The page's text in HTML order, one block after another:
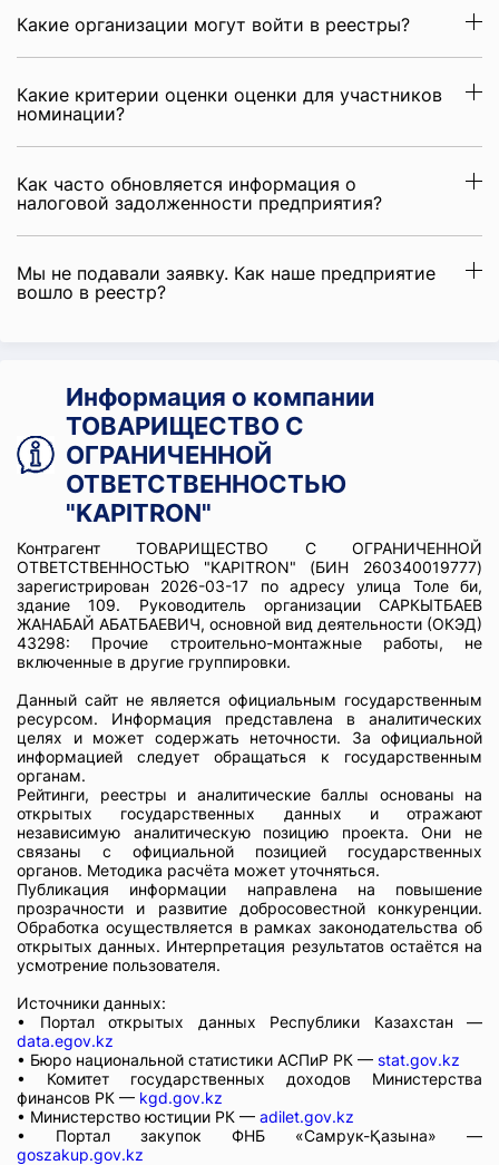
Какие организации могут войти в реестры?
Какие критерии оценки оценки для участников
номинации?
Как часто обновляется информация о
налоговой задолженности предприятия?
Мы не подавали заявку. Как наше предприятие
вошло в реестр?
Информация о компании
ТОВАРИЩЕСТВО С
ОГРАНИЧЕННОЙ
ОТВЕТСТВЕННОСТЬЮ
"KAPITRON"
Контрагент ТОВАРИЩЕСТВО С ОГРАНИЧЕННОЙ
ОТВЕТСТВЕННОСТЬЮ "KAPITRON" (БИН 260340019777)
зарегистрирован 2026-03-17 по адресу улица Толе би,
здание 109. Руководитель организации САРКЫТБАЕВ
ЖАНАБАЙ АБАТБАЕВИЧ, основной вид деятельности (ОКЭД)
43298: Прочие строительно-монтажные работы, не
включенные в другие группировки.
Данный сайт не является официальным государственным
ресурсом. Информация представлена в аналитических
целях и может содержать неточности. За официальной
информацией следует обращаться к государственным
органам.
Рейтинги, реестры и аналитические баллы основаны на
открытых государственных данных и отражают
независимую аналитическую позицию проекта. Они не
связаны с официальной позицией государственных
органов. Методика расчёта может уточняться.
Публикация информации направлена на повышение
прозрачности и развитие добросовестной конкуренции.
Обработка осуществляется в рамках законодательства об
открытых данных. Интерпретация результатов остаётся на
усмотрение пользователя.
Источники данных:
• Портал открытых данных Республики Казахстан —
data.egov.kz
• Бюро национальной статистики АСПиР РК — stat.gov.kz
• Комитет государственных доходов Министерства
финансов РК — kgd.gov.kz
• Министерство юстиции РК — adilet.gov.kz
• Портал закупок ФНБ «Самрук-Қазына» —
goszakup.gov.kz